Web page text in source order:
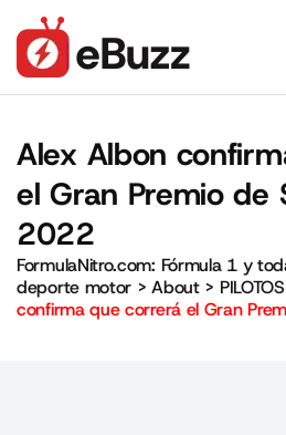
Alex Albon
el Gran Premio de
2022
FormulaNitro.com: Fórmula 1 y
deporte motor >About> PILOTOS
confirma que correrá el Gran